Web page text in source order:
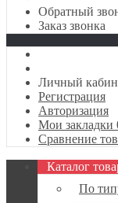
Обратный
Заказ звонка
Личный
Регистрация
Авторизация
Мои закладки
Сравнение
Каталог
По